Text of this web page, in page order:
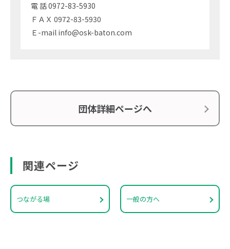
電 話 0972-83-5930
ＦＡＸ 0972-83-5930
Ｅ-mail info@osk-baton.com
団体詳細ページへ
関連ページ
つながる場 一般の方へ